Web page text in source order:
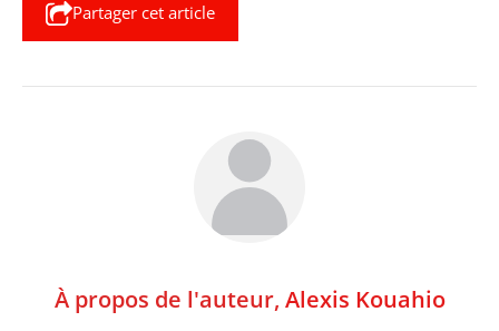
Partager cet article
À propos de l'auteur, Alexis Kouahio